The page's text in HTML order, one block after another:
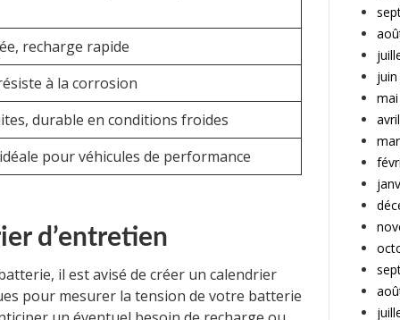
recharge rapide
à la corrosion
durable en conditions froides
pour véhicules de performance
d’entretien
il est avisé de créer un calendrier
pour mesurer la tension de votre batterie